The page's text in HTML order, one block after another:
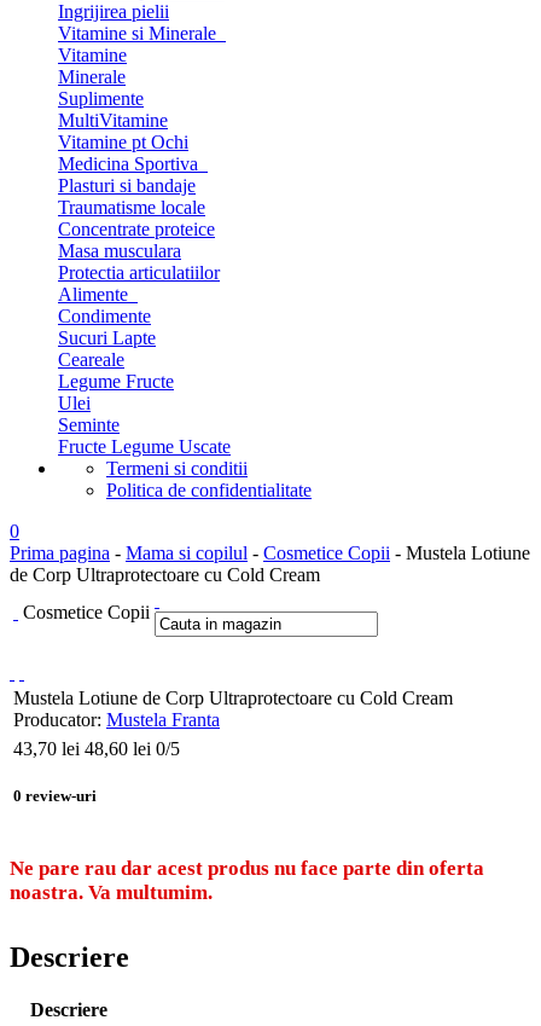
Ingrijirea pielii
Vitamine si Minerale
Vitamine
Minerale
Suplimente
MultiVitamine
Vitamine pt Ochi
Medicina Sportiva
Plasturi si bandaje
Traumatisme locale
Concentrate proteice
Masa musculara
Protectia articulatiilor
Alimente
Condimente
Sucuri Lapte
Ceareale
Legume Fructe
Ulei
Seminte
Fructe Legume Uscate
Termeni si conditii
Politica de confidentialitate
0
Prima pagina - Mama si copilul - Cosmetice Copii - Mustela Lotiune
de Corp Ultraprotectoare cu Cold Cream
Cosmetice Copii
Mustela Lotiune de Corp Ultraprotectoare cu Cold Cream
Producator: Mustela Franta
43,70 lei 48,60 lei 0/5
0 review-uri
Ne pare rau dar acest produs nu face parte din oferta
noastra. Va multumim.
Descriere
Descriere